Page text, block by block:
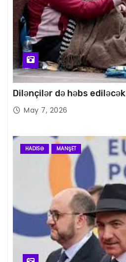
Dilənçilər də həbs ediləcək
May 7, 2026
HADISƏ MANŞET